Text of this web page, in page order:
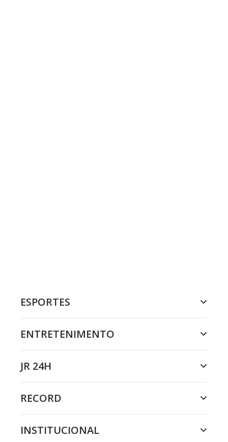
ESPORTES
ENTRETENIMENTO
JR 24H
RECORD
INSTITUCIONAL